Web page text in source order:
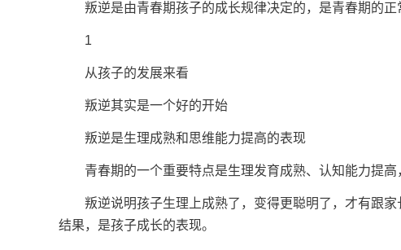
叛逆是由青春期孩子的成长规律决定的，是青春期的正
1
从孩子的发展来看
叛逆其实是一个好的开始
叛逆是生理成熟和思维能力提高的表现
青春期的一个重要特点是生理发育成熟、认知能力提高
叛逆说明孩子生理上成熟了，变得更聪明了，才有跟家
结果，是孩子成长的表现。